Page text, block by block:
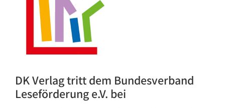
DK Verlag tritt dem Bundesverband
Leseförderung e.V. bei